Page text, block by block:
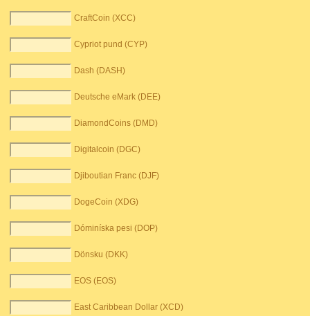
CraftCoin (XCC)
Cypriot pund (CYP)
Dash (DASH)
Deutsche eMark (DEE)
DiamondCoins (DMD)
Digitalcoin (DGC)
Djiboutian Franc (DJF)
DogeCoin (XDG)
Dóminíska pesi (DOP)
Dönsku (DKK)
EOS (EOS)
East Caribbean Dollar (XCD)